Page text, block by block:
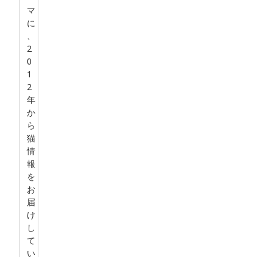
マ
に
2
0
1
2
年
か
ら
猫
情
報
を
お
届
け
し
て
い